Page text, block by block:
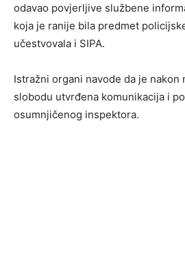
odavao povjerljive službene
koja je ranije bila predmet
učestvovala i SIPA.
Istražni organi navode da je nakon
slobodu utvrđena komunikacija i
osumnjičenog inspektora.